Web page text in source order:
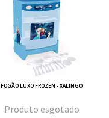
FOGÃO LUXO FROZEN - XALINGO
esgotado